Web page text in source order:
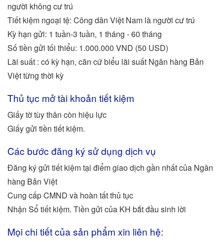
người không cư trú
Tiết kiệm ngoại tệ: Công dân Việt Nam là người cư trú
Kỳ hạn gửi: 1 tuần-3 tuần, 1 tháng - 60 tháng
Số tiền gửi tối thiểu: 1.000.000 VND (50 USD)
Lãi suất : có kỳ hạn, căn cứ biểu lãi suất Ngân hàng Bản
Việt từng thời kỳ
Thủ tục mở tài khoản tiết kiệm
Giấy tờ tùy thân còn hiệu lực
Giấy gửi tiền tiết kiệm.
Các bước đăng ký sử dụng dịch vụ
Đăng ký gửi tiết kiệm tại điểm giao dịch gần nhất của Ngân
hàng Bản Việt
Cung cấp CMND và hoàn tất thủ tục
Nhận Sổ tiết kiệm. Tiền gửi của KH bắt đầu sinh lời
Mọi chi tiết của sản phẩm xin liên hệ: